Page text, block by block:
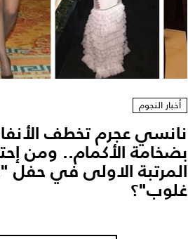
أخبار النجوم
نانسي عجرم تخطف
بضخامة الأكمام.. ومن
المرتبة الاولى في حفل
غلوب"؟